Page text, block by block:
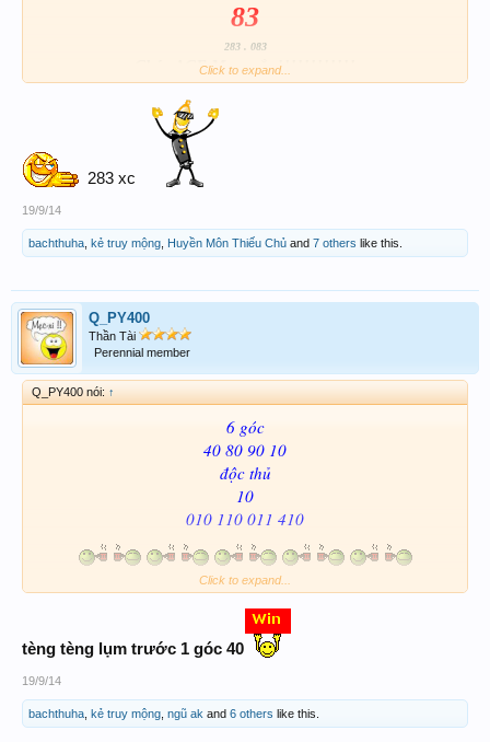
83
283 . 083
Chúc ACE May mắn!!!!!!!!!!!!
Click to expand...
283 xc
19/9/14
bachthuha kẻ truy mộng Huyền Môn Thiếu Chủ and 7 others like this.
Q_PY400
Thần Tài
Perennial member
Q_PY400 nói: ↑
6 góc
40 80 90 10
độc thủ
10
010 110 011 410
Click to expand...
tèng tèng lụm trước 1 góc 40
19/9/14
bachthuha kẻ truy mộng ngũ ak and 6 others like this.